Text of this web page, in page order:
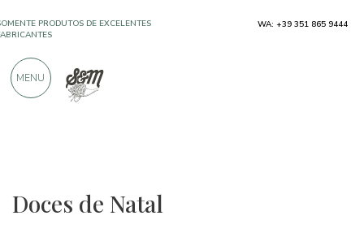
Doces de Natal
PRODUTOS DE EXCELENTES
DE 900 AVALIAÇÕES POSITIVAS
WA: +39 351 865 9444
MENU